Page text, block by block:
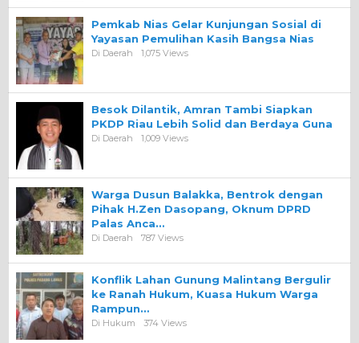
Pemkab Nias Gelar Kunjungan Sosial di
Yayasan Pemulihan Kasih Bangsa Nias
Di Daerah 1,075 Views
Besok Dilantik, Amran Tambi Siapkan
PKDP Riau Lebih Solid dan Berdaya Guna
Di Daerah 1,009 Views
Warga Dusun Balakka, Bentrok dengan
Pihak H.Zen Dasopang, Oknum DPRD
Palas Anca…
Di Daerah 787 Views
Konflik Lahan Gunung Malintang Bergulir
ke Ranah Hukum, Kuasa Hukum Warga
Rampun…
Di Hukum 374 Views